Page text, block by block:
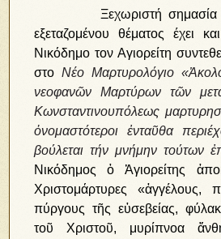
Ξεχωριστή σημασία
εξεταζομένου θέματος έχει
Νικόδημο τον Αγιορείτη
στοΝέο Μαρτυρολόγιο
νεοφανῶν Μαρτύρων τῶν
Κωνσταντινουπόλεως
ὀνομαστότεροι ἐνταῦθα
βούλεται τήν μνήμην τούτων
Νικόδημος ὁ Ἁγιορείτης
Χριστομάρτυρες «ἀγγέλους,
πύργους τῆς εὐσεβείας,
τοῦ Χριστοῦ, μυρίπνοα